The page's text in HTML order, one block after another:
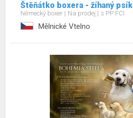
Štěňátko boxera - žíhaný psík
Německý boxer Na prodej s PP FCI
Mělnické Vtelno